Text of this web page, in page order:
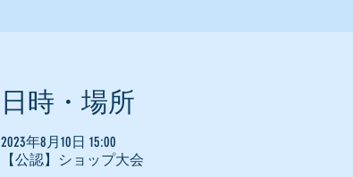
日時・場所
2023年8月10日 15:00
【公認】ショップ大会